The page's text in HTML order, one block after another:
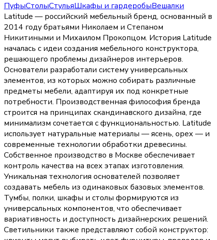
ПуфыСтолыСтульяШкафы и гардеробыВешалки
Latitude — российский мебельный бренд, основанный в
2014 году братьями Николаем и Степаном
Никитиными и Михаилом Прокопцом. История Latitude
началась с идеи создания мебельного конструктора,
решающего проблемы дизайнеров интерьеров.
Основатели разработали систему универсальных
элементов, из которых можно собирать различные
предметы мебели, адаптируя их под конкретные
потребности. Производственная философия бренда
строится на принципах скандинавского дизайна, где
минимализм сочетается с функциональностью. Latitude
использует натуральные материалы — ясень, орех — и
современные технологии обработки древесины.
Собственное производство в Москве обеспечивает
контроль качества на всех этапах изготовления.
Уникальная технология основателей позволяет
создавать мебель из одинаковых базовых элементов.
Тумбы, полки, шкафы и столы формируются из
универсальных компонентов, что обеспечивает
вариативность и доступность дизайнерских решений.
Светильники также представляют собой конструктор: